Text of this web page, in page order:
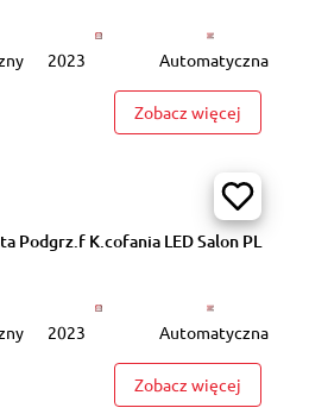
2023 Automatyczna
Zobacz więcej
Podgrz.f K.cofania LED Salon PL
2023 Automatyczna
Zobacz więcej